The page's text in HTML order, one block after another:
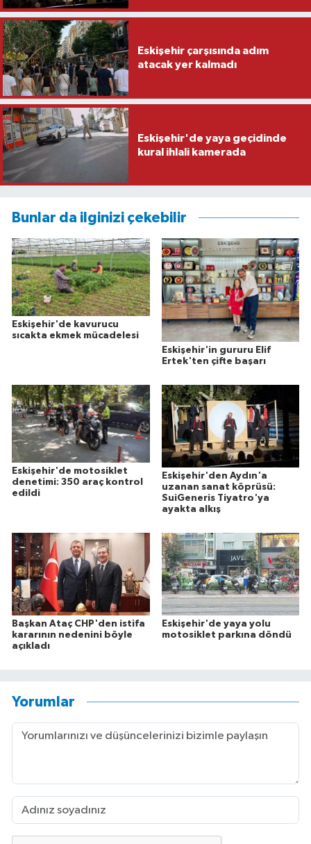
Eskişehir çarşısında adım
atacak yer kalmadı
Eskişehir'de yaya geçidinde
kural ihlali kamerada
Bunlar da ilginizi çekebilir
Eskişehir'de kavurucu
sıcakta ekmek mücadelesi
Eskişehir'in gururu Elif
Ertek'ten çifte başarı
Eskişehir'de motosiklet
denetimi: 350 araç kontrol
edildi
Eskişehir'den Aydın'a
uzanan sanat köprüsü:
SuiGeneris Tiyatro'ya
ayakta alkış
Başkan Ataç CHP'den istifa
kararının nedenini böyle
açıkladı
Eskişehir'de yaya yolu
motosiklet parkına döndü
Yorumlar